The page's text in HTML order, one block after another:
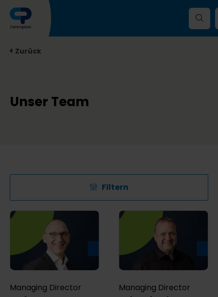
Zurück
Unser Team
Filtern
Managing Director
Managing Director